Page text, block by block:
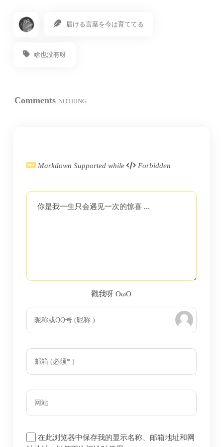
届ける言葉を今は育ててる
啥也没有呀
Comments NOTHING
Markdown Supported while Forbidden
你是我一生只会遇见一次的惊喜 ...
戳我呀 OωO
(=・ω・=)
在此浏览器中保存我的显示名称、邮箱地址和网